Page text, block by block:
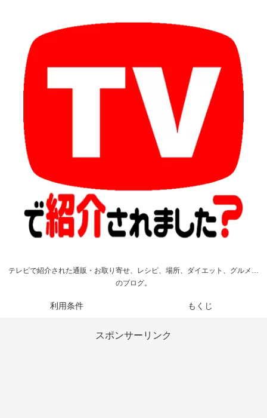
テレビで紹介された通販・お取り寄せ、レシピ、場所、ダイエット、グルメ…
のブログ。
利用条件 もくじ
スポンサーリンク